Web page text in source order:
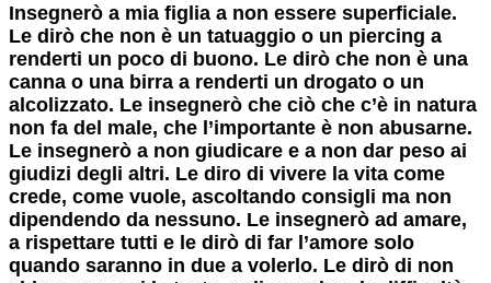
Insegnerò a mia figlia a non essere superficiale.
Le dirò che non è un tatuaggio o un piercing a
renderti un poco di buono. Le dirò che non è una
canna o una birra a renderti un drogato o un
alcolizzato. Le insegnerò che ciò che c’è in natura
non fa del male, che l’importante è non abusarne.
Le insegnerò a non giudicare e a non dar peso ai
giudizi degli altri. Le diro di vivere la vita come
crede, come vuole, ascoltando consigli ma non
dipendendo da nessuno. Le insegnerò ad amare,
a rispettare tutti e le dirò di far l’amore solo
quando saranno in due a volerlo. Le dirò di non